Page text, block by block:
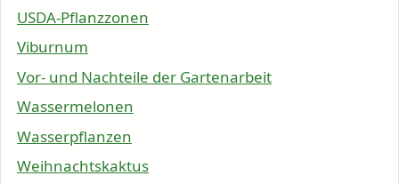
USDA-Pflanzzonen
Viburnum
Vor- und Nachteile der Gartenarbeit
Wassermelonen
Wasserpflanzen
Weihnachtskaktus